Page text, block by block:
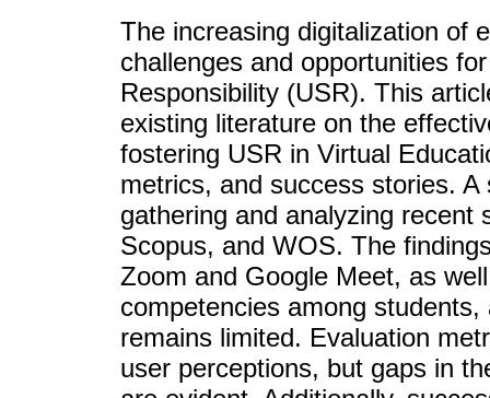
The increasing digitalization of
challenges and opportunities
Responsibility (USR). This
existing literature on the
fostering USR in Virtual
metrics, and success stories.
gathering and analyzing recent
Scopus, and WOS. The
Zoom and Google Meet, as
competencies among
remains limited. Evaluation
user perceptions, but gaps in